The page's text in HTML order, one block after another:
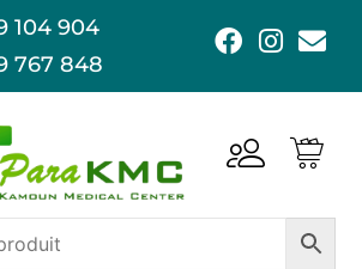
104 904
767 848
F
c
b
o
I
s
E
v
l
o
e